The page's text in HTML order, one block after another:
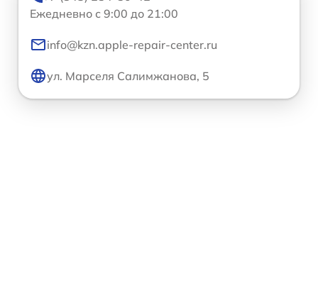
Ежедневно с 9:00 до 21:00
info@kzn.apple-repair-center.ru
ул. Марселя Салимжанова, 5